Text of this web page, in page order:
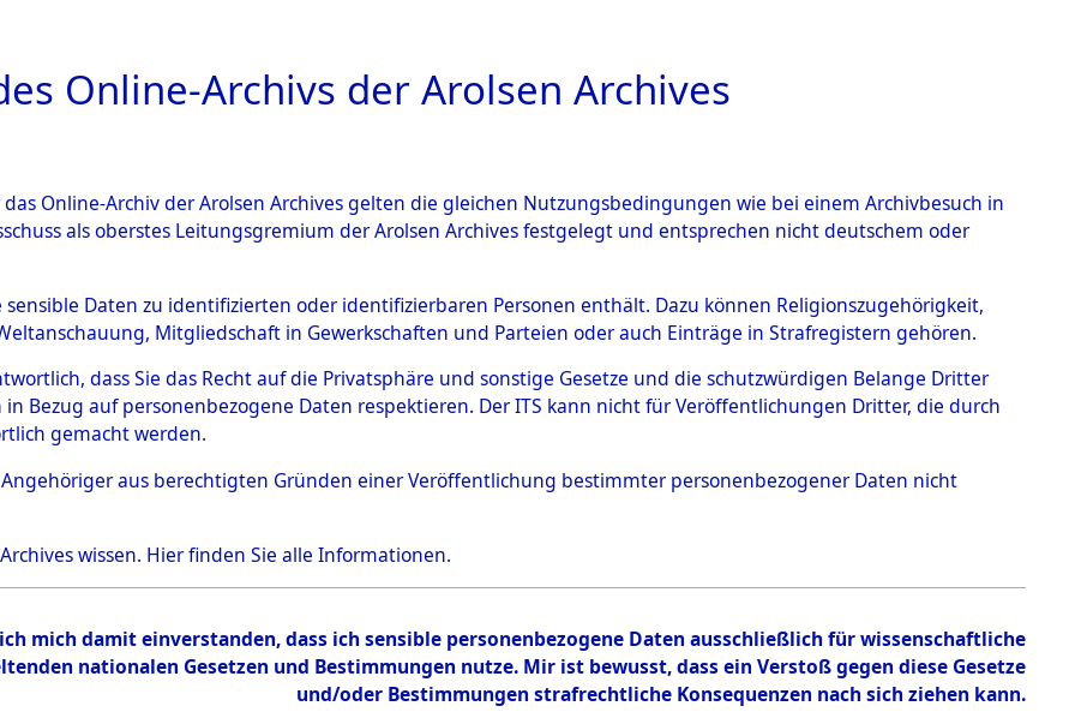
ARCHIVALE ÜBERSICHT BILD
0003 (108004060)
Person BRUN, ANTONIE
Bestand
Online-Archivs der Arolsen Archives
Online-Archiv der Arolsen Archives gelten die gleichen Nutzungsbedingungen wie bei einem Archivbesuch in
als oberstes Leitungsgremium der Arolsen Archives festgelegt und entsprechen nicht deutschem oder
sensible Daten zu identifizierten oder identifizierbaren Personen enthält. Dazu können Religionszugehörigkeit,
Mitgliedschaft in Gewerkschaften und Parteien oder auch Einträge in Strafregistern gehören.
dass Sie das Recht auf die Privatsphäre und sonstige Gesetze und die schutzwürdigen Belange Dritter
Bezug auf personenbezogene Daten respektieren. Der ITS kann nicht für Veröffentlichungen Dritter, die durch
gemacht werden.
Angehöriger aus berechtigten Gründen einer Veröffentlichung bestimmter personenbezogener Daten nicht
wissen. Hierfinden Sie alle Informationen.
mich damit einverstanden, dass ich sensible personenbezogene Daten ausschließlich für wissenschaftliche
nationalen Gesetzen und Bestimmungen nutze. Mir ist bewusst, dass ein Verstoß gegen diese Gesetze
und/oder Bestimmungen strafrechtliche Konsequenzen nach sich ziehen kann.